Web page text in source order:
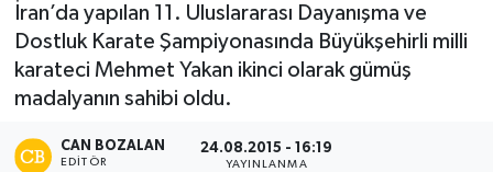
İran’da yapılan 11. Uluslararası Dayanışma ve
Dostluk Karate Şampiyonasında Büyükşehirli milli
karateci Mehmet Yakan ikinci olarak gümüş
madalyanın sahibi oldu.
CAN BOZALAN
EDITÖR
24.08.2015 - 16:19
YAYINLANMA
Süper Lig Puan Durumu ve Fikstür
Tüm Manşetler
Son Dakika Haberleri